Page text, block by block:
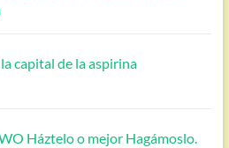
capital de la aspirina
Háztelo o mejor Hagámoslo.